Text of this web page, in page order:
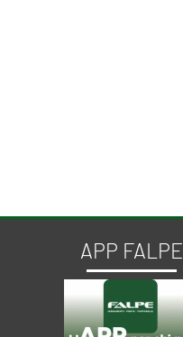
APP FALPE